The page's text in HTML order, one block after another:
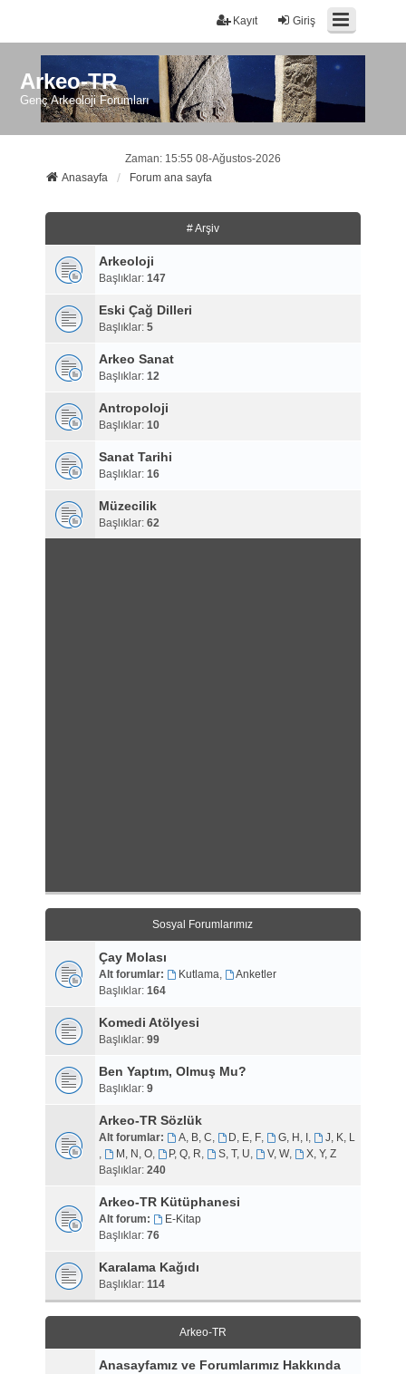
Giriş
Kayıt
Arkeo-TR
Genç Arkeoloji Forumları
Zaman: 15:55 08-Ağustos-2026
Anasayfa
Forum ana sayfa
# Arşiv
Arkeoloji
Başlıklar: 147
Eski Çağ Dilleri
Başlıklar: 5
Arkeo Sanat
Başlıklar: 12
Antropoloji
Başlıklar: 10
Sanat Tarihi
Başlıklar: 16
Müzecilik
Başlıklar: 62
Sosyal Forumlarımız
Çay Molası
Alt forumlar: Kutlama,
Anketler
Başlıklar: 164
Komedi Atölyesi
Başlıklar: 99
Ben Yaptım, Olmuş Mu?
Başlıklar: 9
Arkeo-TR Sözlük
Alt forumlar: A, B, C, D, E, F, G, H, I ,
J, K, L
,
M, N, O, P, Q, R, S, T, U, V, W,
X, Y, Z
Başlıklar: 240
Arkeo-TR Kütüphanesi
Alt forum:
E-Kitap
Başlıklar: 76
Karalama Kağıdı
Başlıklar: 114
Arkeo-TR
Anasayfamız ve Forumlarımız Hakkında